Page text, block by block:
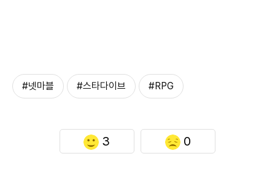
#넷마블 #스타다이브 #RPG
3 0